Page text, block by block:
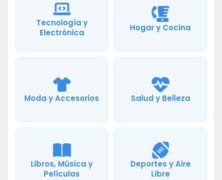
Tecnología y
Electrónica
Hogar y Cocina
Moda y Accesorios Salud y Belleza
Libros, Música y
Películas
Deportes y Aire
Libre